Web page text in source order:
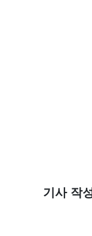
기사 작